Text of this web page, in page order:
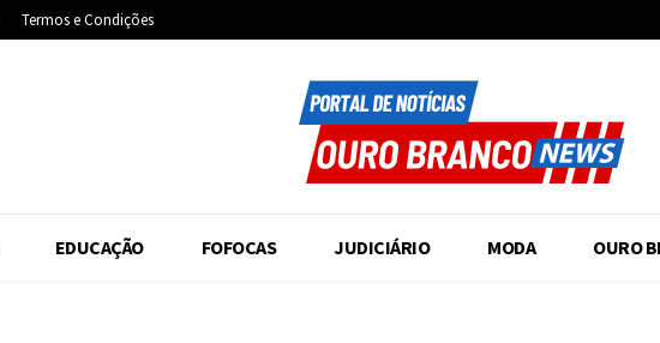
Termos e Condições
EDUCAÇÃO FOFOCAS JUDICIÁRIO MODA OURO